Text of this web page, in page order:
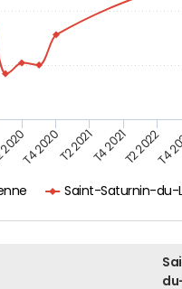
Saint-Saturnin-du-
T4 2020T2 2021T4 2021T2 2022T4